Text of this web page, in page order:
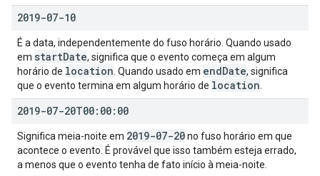
2019-07-10
É a data, independentemente do fuso horário. Quando usado
em startDate, significa que o evento começa em algum
horário de location . Quando usado em endDate, significa
que o evento termina em algum horário de location
2019-07-20T00:00:00
Significa meia-noite em 2019-07-20no fuso horário em que
acontece o evento. É provável que isso também esteja errado,
a menos que o evento tenha de fato início à meia-noite.